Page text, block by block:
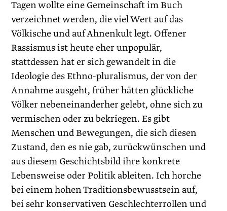
Tagen wollte eine Gemeinschaft im Buch
verzeichnet werden, die viel Wert auf das
Völkische und auf Ahnenkult legt. Offener
Rassismus ist heute eher unpopulär,
stattdessen hat er sich gewandelt in die
Ideologie des Ethno-pluralismus, der von der
Annahme ausgeht, früher hätten glückliche
Völker nebeneinanderher gelebt, ohne sich zu
vermischen oder zu bekriegen. Es gibt
Menschen und Bewegungen, die sich diesen
Zustand, den es nie gab, zurückwünschen und
aus diesem Geschichtsbild ihre konkrete
Lebensweise oder Politik ableiten. Ich horche
bei einem hohen Traditionsbewusstsein auf,
bei sehr konservativen Geschlechterrollen und